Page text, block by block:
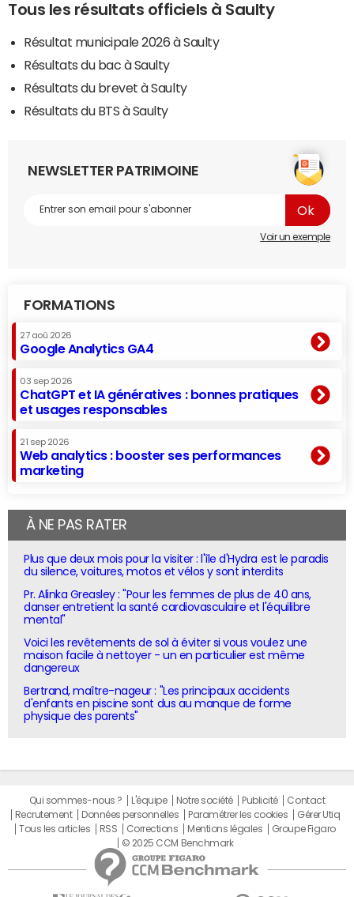
Tous les résultats officiels à Saulty
Résultat municipale 2026 à Saulty
Résultats du bac à Saulty
Résultats du brevet à Saulty
Résultats du BTS à Saulty
NEWSLETTER PATRIMOINE
Voir un exemple
FORMATIONS
27 aoû 2026
Google Analytics GA4
03 sep 2026
ChatGPT et IA génératives : bonnes pratiques
et usages responsables
21 sep 2026
Web analytics : booster ses performances
marketing
À NE PAS RATER
Plus que deux mois pour la visiter : l'île d'Hydra est le paradis
du silence, voitures, motos et vélos y sont interdits
Pr. Alinka Greasley : "Pour les femmes de plus de 40 ans,
danser entretient la santé cardiovasculaire et l'équilibre
mental"
Voici les revêtements de sol à éviter si vous voulez une
maison facile à nettoyer - un en particulier est même
dangereux
Bertrand, maître-nageur : "Les principaux accidents
d'enfants en piscine sont dus au manque de forme
physique des parents"
Qui sommes-nous ? L'équipe Notre société Publicité
Contact
Recrutement
Données personnelles Paramétrer les cookies
Gérer Utiq
Tous les articles
RSS Corrections Mentions légales
Groupe Figaro
© 2025 CCM Benchmark